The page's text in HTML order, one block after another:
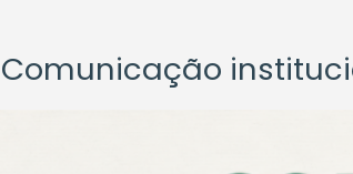
Comunicação